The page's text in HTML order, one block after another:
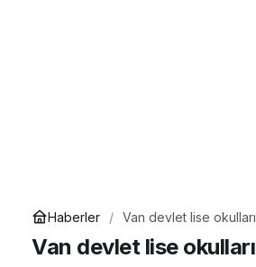
Haberler Van devlet lise okulları
Van devlet lise okulları